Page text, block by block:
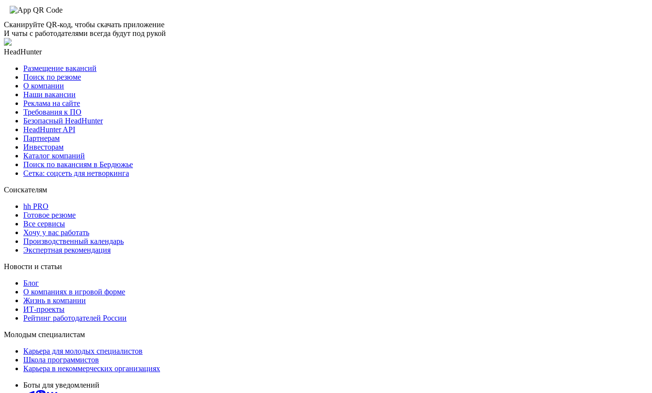
Сканируйте QR-код, чтобы скачать приложение
И чаты с работодателями всегда будут под рукой
HeadHunter
Размещение вакансий
Поиск по резюме
О компании
Наши вакансии
Реклама на сайте
Требования к ПО
Безопасный HeadHunter
HeadHunter API
Партнерам
Инвесторам
Каталог компаний
Поиск по вакансиям в Бердюжье
Сетка: соцсеть для нетворкинга
Соискателям
hh PRO
Готовое резюме
Все сервисы
Хочу у вас работать
Производственный календарь
Экспертная рекомендация
Новости и статьи
Блог
О компаниях в игровой форме
Жизнь в компании
ИТ-проекты
Рейтинг работодателей России
Молодым специалистам
Карьера для молодых специалистов
Школа программистов
Карьера в некоммерческих организациях
Боты для уведомлений